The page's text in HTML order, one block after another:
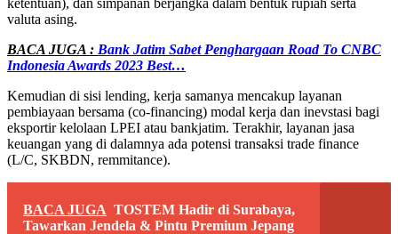
valuta asing.
BACA JUGA : Bank Jatim Sabet Penghargaan Road To CNBC
Indonesia Awards 2023 Best…
Kemudian di sisi lending, kerja samanya mencakup layanan
pembiayaan bersama (co-financing) modal kerja dan inevstasi bagi
eksportir kelolaan LPEI atau bankjatim. Terakhir, layanan jasa
keuangan yang di dalamnya ada potensi transaksi trade finance
(L/C, SKBDN, remmitance).
BACA JUGA TOSTEM Hadir di Surabaya,
Tawarkan Jendela & Pintu Premium Jepang